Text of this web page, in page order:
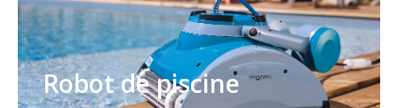
Robot de piscine